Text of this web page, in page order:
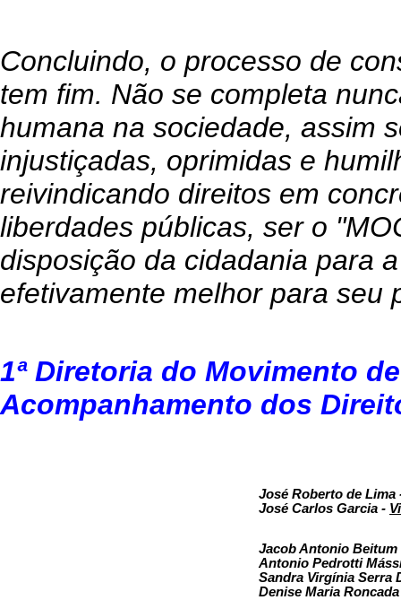
Concluindo, o processo de
tem fim. Não se completa
humana na sociedade, assim
injustiçadas, oprimidas e
reivindicando direitos em
liberdades públicas, ser o
disposição da cidadania para
efetivamente melhor para seu
1ª Diretoria do Movimento
Acompanhamento dos
José Roberto de Lima
José Carlos Garcia -
Jacob Antonio
Antonio Pedrotti
Sandra Virgínia Serra
Denise Maria